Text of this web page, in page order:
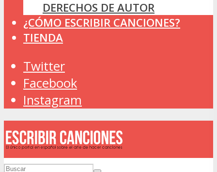
DERECHOS DE AUTOR
¿CÓMO ESCRIBIR CANCIONES?
TIENDA
Twitter
Facebook
Instagram